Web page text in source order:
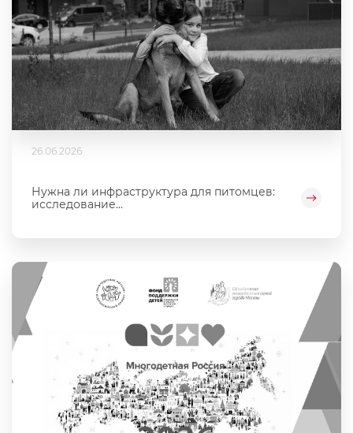
26.06.2026
Нужна ли инфраструктура для питомцев:
исследование...